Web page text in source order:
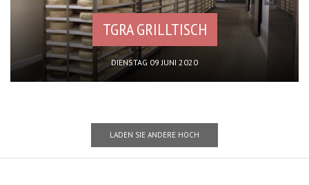
TGRA GRILLTISCH
DIENSTAG 09 JUNI 2020
LADEN SIE ANDERE HOCH